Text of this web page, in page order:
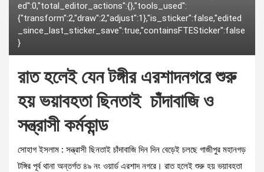
ed":0,"total_editor_actions":{},"tools_used":
{"transform":2,"draw":2,"adjust":1},"is_sticker":false,"edited
_since_last_sticker_save":true,"containsFTESticker":false
}
রাত হলেই যেন টঙ্গীর এরশাদনগরে শুরু
হয় ভয়াবহতা ছিনতাই চাঁদাবাজি ও
সন্ত্রাসী কর্মকান্ড
সোহাগ ইসলাম : সন্ত্রাসী ছিনতাই চাঁদাবাজি দিন দিন বেড়েই চলছে গাজীপুর মহানগড়
টঙ্গির পূর্ব থানা অন্তর্গত ৪৯ নং ওয়ার্ড এরশাদ নগরে। রাত হলেই শুরু হয় ভয়াবহতা